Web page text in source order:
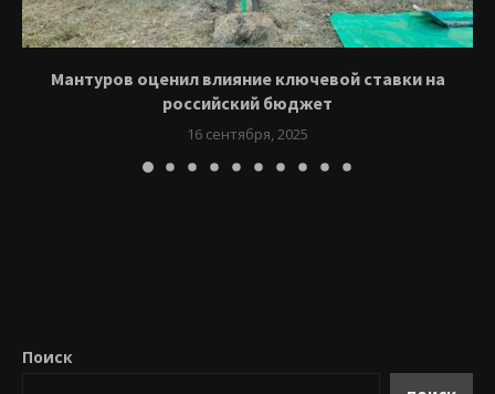
Мантуров оценил влияние ключевой ставки на
российский бюджет
16 сентября, 2025
Поиск